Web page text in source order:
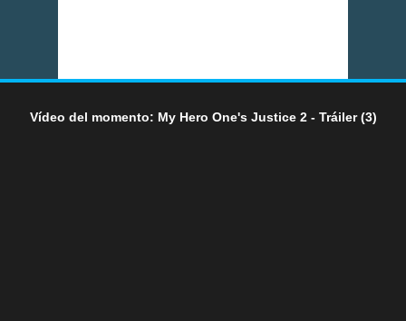
Vídeo del momento: My Hero One's Justice 2 - Tráiler (3)